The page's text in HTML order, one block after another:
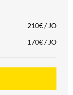
210€ / JO
170€ / JO